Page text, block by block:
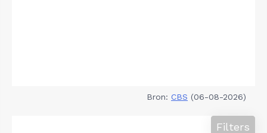
Bron: CBS (06-08-2026)
Filters